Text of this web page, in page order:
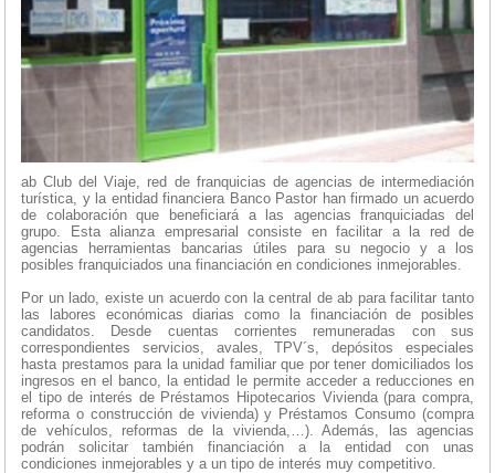
ab Club del Viaje, red de franquicias de agencias de intermediación
turística, y la entidad financiera Banco Pastor han firmado un acuerdo
de colaboración que beneficiará a las agencias franquiciadas del
grupo. Esta alianza empresarial consiste en facilitar a la red de
agencias herramientas bancarias útiles para su negocio y a los
posibles franquiciados una financiación en condiciones inmejorables.
Por un lado, existe un acuerdo con la central de ab para facilitar tanto
las labores económicas diarias como la financiación de posibles
candidatos. Desde cuentas corrientes remuneradas con sus
correspondientes servicios, avales, TPV´s, depósitos especiales
hasta prestamos para la unidad familiar que por tener domiciliados los
ingresos en el banco, la entidad le permite acceder a reducciones en
el tipo de interés de Préstamos Hipotecarios Vivienda (para compra,
reforma o construcción de vivienda) y Préstamos Consumo (compra
de vehículos, reformas de la vivienda,…). Además, las agencias
podrán solicitar también financiación a la entidad con unas
condiciones inmejorables y a un tipo de interés muy competitivo.